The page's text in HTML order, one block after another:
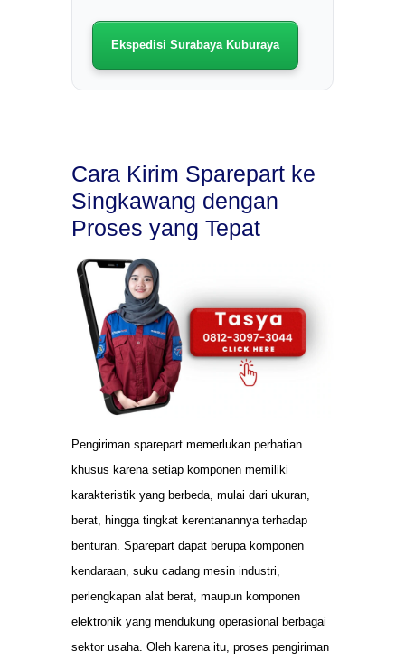
Ekspedisi Surabaya Kuburaya
Cara Kirim Sparepart ke
Singkawang dengan
Proses yang Tepat
Pengiriman sparepart memerlukan perhatian
khusus karena setiap komponen memiliki
karakteristik yang berbeda, mulai dari ukuran,
berat, hingga tingkat kerentanannya terhadap
benturan. Sparepart dapat berupa komponen
kendaraan, suku cadang mesin industri,
perlengkapan alat berat, maupun komponen
elektronik yang mendukung operasional berbagai
sektor usaha. Oleh karena itu, proses pengiriman